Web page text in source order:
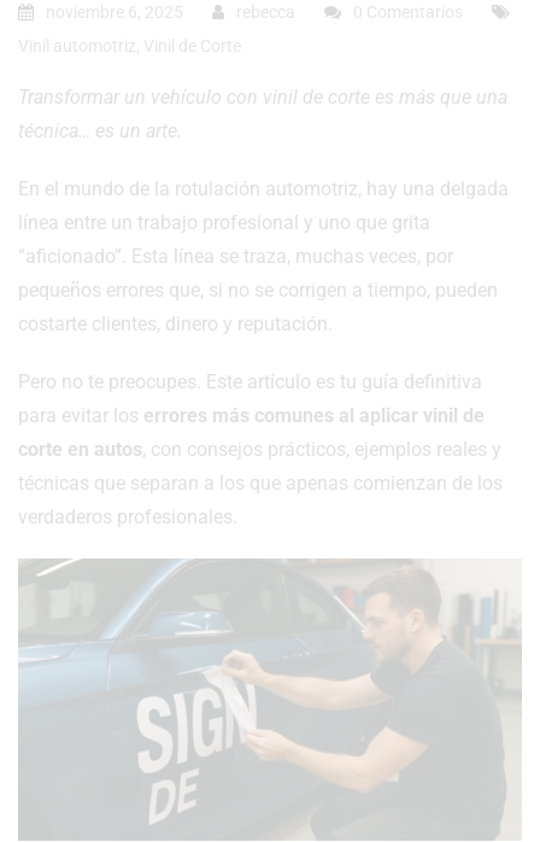
noviembre 6, 2025 rebecca
0 Comentarios
Vinil automotriz, Vinil de Corte
Transformar un vehículo con vinil de corte es más que una
técnica… es un arte.
En el mundo de la rotulación automotriz, hay una delgada
línea entre un trabajo profesional y uno que grita
“aficionado”. Esta línea se traza, muchas veces, por
pequeños errores que, si no se corrigen a tiempo, pueden
costarte clientes, dinero y reputación.
Pero no te preocupes. Este artículo es tu guía definitiva
para evitar los errores más comunes al aplicar vinil de
corte en autos, con consejos prácticos, ejemplos reales y
técnicas que separan a los que apenas comienzan de los
verdaderos profesionales.